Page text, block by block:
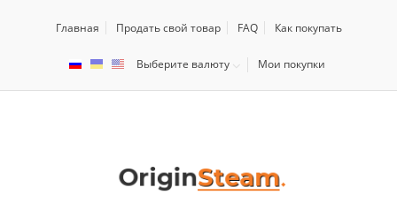
Главная Продать свой товар FAQ Как покупать
Выберите валюту Мои покупки